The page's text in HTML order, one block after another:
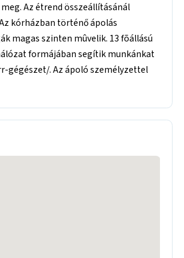
Az étrend összeállításánál
kórházban történő ápolás
magas szinten mûvelik. 13 fõállású
formájában segítik munkánkat
gégészet/. Az ápoló személyzettel